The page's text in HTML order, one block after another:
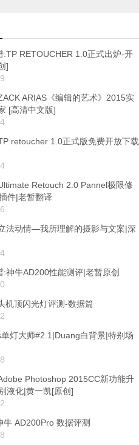
:TP RETOUCHER 1.0正式出炉-开
]
ARIAS《编辑的艺术》2015实
[高清中文版]
retoucher 1.0正式版免费开放下载
Retouch 2.0 Pannel极限修
件|老暂翻译
法动情—我所理解的摄影与文案|深
:神牛AD200性能测评|老暂原创
机顶闪光灯评测-数据篇
灯大师#2.1|Duang白背景|特别场
Photoshop 2015CC新功能升
液化|黄一凯[原创]
牛 AD200Pro 数据评测